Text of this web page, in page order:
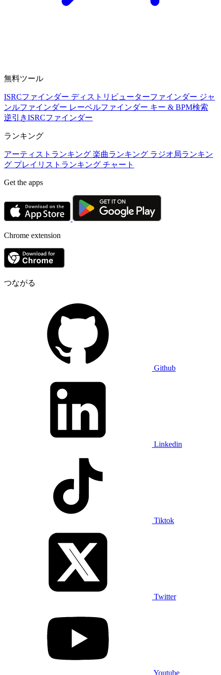
無料ツール
ISRCファインダー ディストリビューターファインダー ジャ
ンルファインダー レーベルファインダー キー & BPM検索
逆引きISRCファインダー
ランキング
アーティストランキング 楽曲ランキング ラジオ局ランキン
グ プレイリストランキング チャート
Get the apps
Chrome extension
つながる
Github
Linkedin
Tiktok
Twitter
Youtube